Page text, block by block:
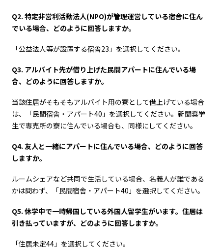
Q2. 特定非営利活動法人(NPO)が管理運営している宿舎に住ん
でいる場合、どのように回答しますか。
「公益法人等が設置する宿舎23」を選択してください。
Q3. アルバイト先が借り上げた民間アパートに住んでいる場
合、どのように回答しますか。
当該住居がそもそもアルバイト用の寮として借上げている場合
は、「民間宿舎・アパート40」を選択してください。新聞奨学
生で専売所の寮に住んでいる場合も、同様にしてください。
Q4. 友人と一緒にアパートに住んでいる場合、どのように回答
しますか。
ルームシェアなど共同で生活している場合、名義人が誰である
かは問わず、「民間宿舎・アパート40」を選択してください。
Q5. 休学中で一時帰国している外国人留学生がいます。住居は
引き払っていますが、どのように回答しますか。
「住居未定44」を選択してください。